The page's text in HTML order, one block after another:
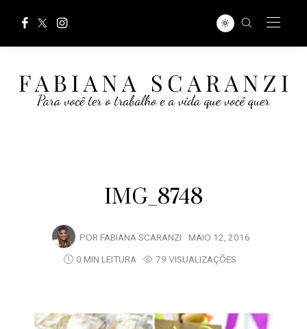
IMG_8748
POR FABIANA SCARANZI MAIO 12, 2016
0 MIN LEITURA
79 VISUALIZAÇÕES